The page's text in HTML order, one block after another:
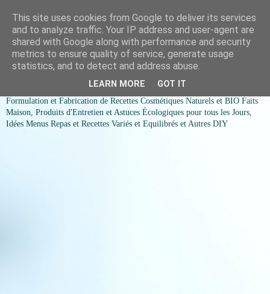
COSMESSENCE BIO Recettes
cosmetiques naturels et Bio et
idées menus variés et équilibrés
Formulation et Fabrication de Recettes Cosmétiques Naturels et BIO Faits
Maison, Produits d'Entretien et Astuces Écologiques pour tous les Jours,
Idées Menus Repas et Recettes Variés et Equilibrés et Autres DIY
This site uses cookies from Google to deliver its services
and to analyze traffic. Your IP address and user-agent are
shared with Google along with performance and security
metrics to ensure quality of service, generate usage
statistics, and to detect and address abuse.
LEARN MORE GOT IT